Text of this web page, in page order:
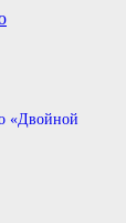
«Двойной